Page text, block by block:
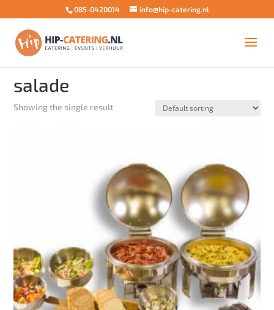
085-0420014 info@hip-catering.nl
salade
Showing the single result